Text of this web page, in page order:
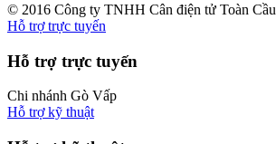
© 2016 Công ty TNHH Cân điện tử Toàn Cầu
Hỗ trợ trực tuyến
Hỗ trợ trực tuyến
Chi nhánh Gò Vấp
Hỗ trợ kỹ thuật